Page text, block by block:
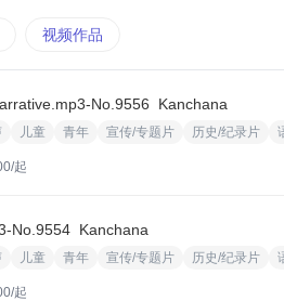
视频作品
-No.9556 Kanchana
儿童 青年 宣传/专题片 历史/纪录片
/起
-No.9554 Kanchana
儿童 青年 宣传/专题片 历史/纪录片
/起